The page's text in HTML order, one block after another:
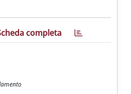
completa